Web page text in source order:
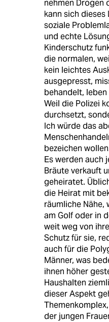
nehmen Drogen
kann sich dieses
soziale
und echte
Kinderschutz
die normalen,
kein leichtes
ausgepresst,
behandelt,
Weil die Polizei
durchsetzt,
Ich würde das
bezeichen
Es werden auch
Bräute verkauft
geheiratet.
die Heirat mit
räumliche Nähe,
am Golf oder in
weit weg von
Schutz für sie,
auch für die
Männer, was
ihnen höher
Haushalten
dieser Aspekt
der jungen